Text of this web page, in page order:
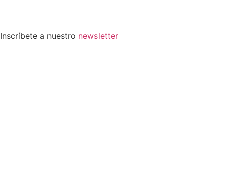
Inscríbete a nuestro newsletter